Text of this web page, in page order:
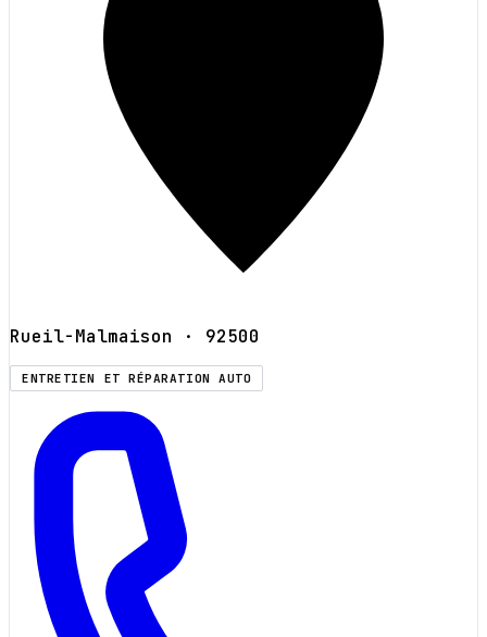
Rueil-Malmaison · 92500
ENTRETIEN ET RÉPARATION AUTO